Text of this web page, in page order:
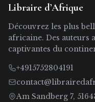
Libraire d’Afrique
Découvrez les plus
africaine. Des auteurs
captivantes du
+4915752804191
Am Sandberg 7,